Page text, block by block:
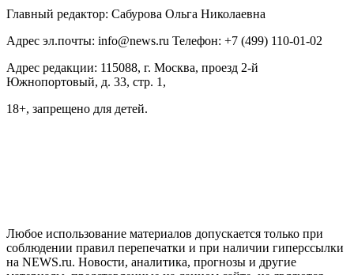
Главный редактор: Сабурова Ольга Николаевна
Адрес эл.почты: info@news.ru Телефон: +7 (499) 110-01-02
Адрес редакции: 115088, г. Москва, проезд 2-й
Южнопортовый, д. 33, стр. 1,
18+, запрещено для детей.
Любое использование материалов допускается только при
соблюдении правил перепечатки и при наличии гиперссылки
на NEWS.ru. Новости, аналитика, прогнозы и другие